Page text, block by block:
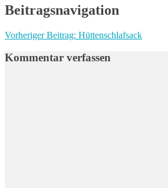
Beitragsnavigation
Vorheriger Beitrag: Hüttenschlafsack
Kommentar verfassen